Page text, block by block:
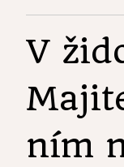
V
ním